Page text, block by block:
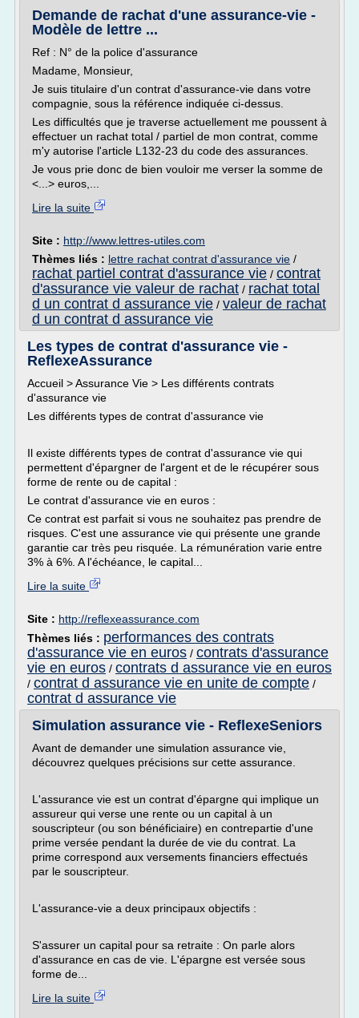
Demande de rachat d'une assurance-vie -
Modèle de lettre ...
Ref : N° de la police d'assurance
Madame, Monsieur,
Je suis titulaire d'un contrat d'assurance-vie dans votre
compagnie, sous la référence indiquée ci-dessus.
Les difficultés que je traverse actuellement me poussent à
effectuer un rachat total / partiel de mon contrat, comme
m'y autorise l'article L132-23 du code des assurances.
Je vous prie donc de bien vouloir me verser la somme de
<...> euros,...
Lire la suite
Site : http://www.lettres-utiles.com
Thèmes liés : lettre rachat contrat d'assurance vie /
rachat partiel contrat d'assurance vie / contrat
d'assurance vie valeur de rachat / rachat total
d un contrat d assurance vie / valeur de rachat
d un contrat d assurance vie
Les types de contrat d'assurance vie -
ReflexeAssurance
Accueil > Assurance Vie > Les différents contrats
d'assurance vie
Les différents types de contrat d'assurance vie
Il existe différents types de contrat d'assurance vie qui
permettent d'épargner de l'argent et de le récupérer sous
forme de rente ou de capital :
Le contrat d'assurance vie en euros :
Ce contrat est parfait si vous ne souhaitez pas prendre de
risques. C'est une assurance vie qui présente une grande
garantie car très peu risquée. La rémunération varie entre
3% à 6%. A l'échéance, le capital...
Lire la suite
Site : http://reflexeassurance.com
Thèmes liés : performances des contrats
d'assurance vie en euros / contrats d'assurance
vie en euros / contrats d assurance vie en euros
/ contrat d assurance vie en unite de compte /
contrat d assurance vie
Simulation assurance vie - ReflexeSeniors
Avant de demander une simulation assurance vie,
découvrez quelques précisions sur cette assurance.
L'assurance vie est un contrat d'épargne qui implique un
assureur qui verse une rente ou un capital à un
souscripteur (ou son bénéficiaire) en contrepartie d'une
prime versée pendant la durée de vie du contrat. La
prime correspond aux versements financiers effectués
par le souscripteur.
L'assurance-vie a deux principaux objectifs :
S'assurer un capital pour sa retraite : On parle alors
d'assurance en cas de vie. L'épargne est versée sous
forme de...
Lire la suite